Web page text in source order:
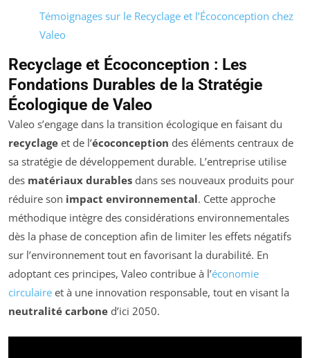
Témoignages sur le Recyclage et l’Écoconception chez
Valeo
Recyclage et Écoconception : Les
Fondations Durables de la Stratégie
Écologique de Valeo
Valeo s’engage dans la transition écologique en faisant du
recyclage et de l’écoconception des éléments centraux de
sa stratégie de développement durable. L’entreprise utilise
des matériaux durables dans ses nouveaux produits pour
réduire son impact environnemental. Cette approche
méthodique intègre des considérations environnementales
dès la phase de conception afin de limiter les effets négatifs
sur l’environnement tout en favorisant la durabilité. En
adoptant ces principes, Valeo contribue à l’économie
circulaire et à une innovation responsable, tout en visant la
neutralité carbone d’ici 2050.